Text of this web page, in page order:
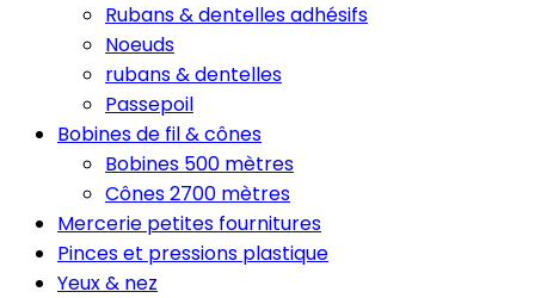
Rubans & dentelles adhésifs
Noeuds
rubans & dentelles
Passepoil
Bobines de fil & cônes
Bobines 500 mètres
Cônes 2700 mètres
Mercerie petites fournitures
Pinces et pressions plastique
Yeux & nez